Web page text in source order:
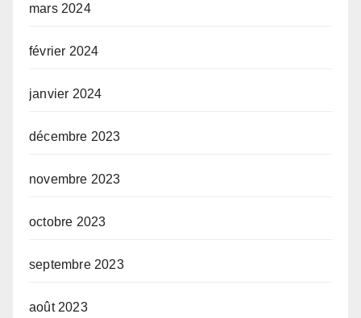
mars 2024
février 2024
janvier 2024
décembre 2023
novembre 2023
octobre 2023
septembre 2023
août 2023